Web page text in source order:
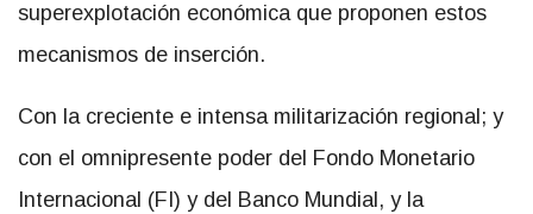
superexplotación económica que proponen estos
mecanismos de inserción.
Con la creciente e intensa militarización regional; y
con el omnipresente poder del Fondo Monetario
Internacional (FI) y del Banco Mundial, y la